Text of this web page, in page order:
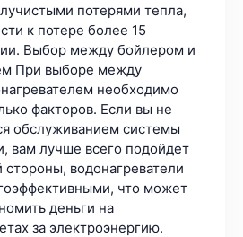
потерями тепла,
к потере более 15
Выбор между бойлером и
При выборе между
необходимо
факторов. Если вы не
обслуживанием системы
вам лучше всего подойдет
водонагреватели
что может
деньги на
за электроэнергию.